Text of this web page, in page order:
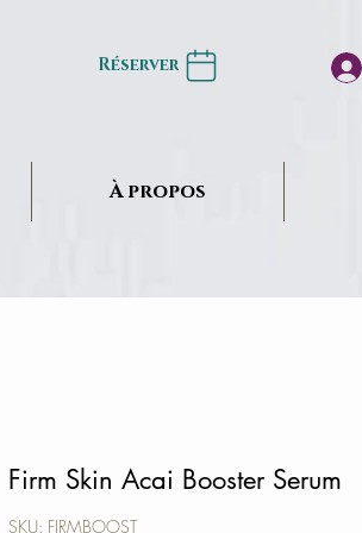
Réserver
À propos
Firm Skin Acai Booster Serum
SKU: FIRMBOOST